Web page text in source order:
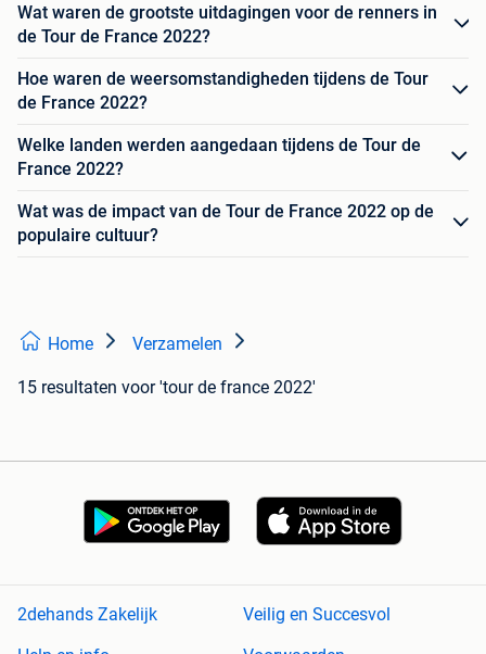
Wat waren de grootste uitdagingen voor de renners in
de Tour de France 2022?
Hoe waren de weersomstandigheden tijdens de Tour
de France 2022?
Welke landen werden aangedaan tijdens de Tour de
France 2022?
Wat was de impact van de Tour de France 2022 op de
populaire cultuur?
Home Verzamelen
15 resultaten voor 'tour de france 2022'
2dehands Zakelijk
Veilig en Succesvol